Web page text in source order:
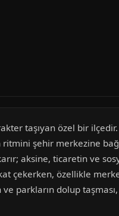
taşıyan özel bir
şehir merkezine
aksine, ticaretin ve
çekerken, özellikle
parkların dolup